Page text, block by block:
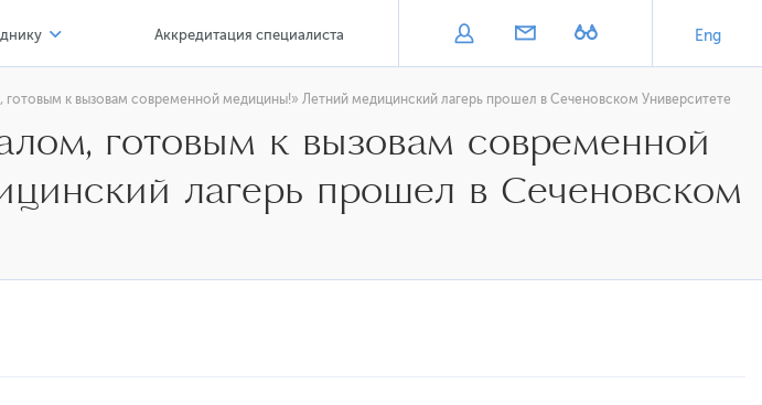
и развитие
Аккредитация специалиста Eng
готовым к вызовам современной медицины!» Летний медицинский лагерь прошел в Сеченовском Университете
готовым к вызовам современной
лагерь прошел в Сеченовском